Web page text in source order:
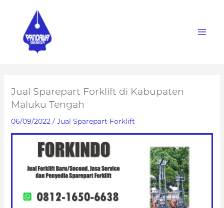
content
Jual Sparepart Forklift di Kabupaten
Maluku Tengah
06/09/2022 / Jual Sparepart Forklift